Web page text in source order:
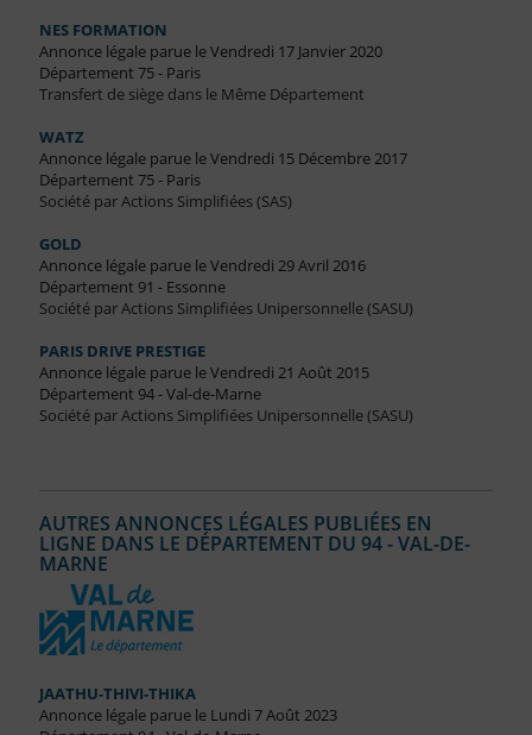
NES FORMATION
Annonce légale parue le Vendredi 17 Janvier 2020
Département 75 - Paris
Transfert de siège dans le Même Département
WATZ
Annonce légale parue le Vendredi 15 Décembre 2017
Département 75 - Paris
Société par Actions Simplifiées (SAS)
GOLD
Annonce légale parue le Vendredi 29 Avril 2016
Département 91 - Essonne
Société par Actions Simplifiées Unipersonnelle (SASU)
PARIS DRIVE PRESTIGE
Annonce légale parue le Vendredi 21 Août 2015
Département 94 - Val-de-Marne
Société par Actions Simplifiées Unipersonnelle (SASU)
AUTRES ANNONCES LÉGALES PUBLIÉES EN
LIGNE DANS LE DÉPARTEMENT DU 94 - VAL-DE-
MARNE
JAATHU-THIVI-THIKA
Annonce légale parue le Lundi 7 Août 2023